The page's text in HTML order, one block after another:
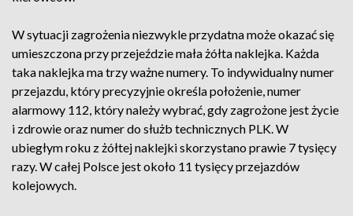
W sytuacji zagrożenia niezwykle przydatna może okazać się
umieszczona przy przejeździe mała żółta naklejka. Każda
taka naklejka ma trzy ważne numery. To indywidualny numer
przejazdu, który precyzyjnie określa położenie, numer
alarmowy 112, który należy wybrać, gdy zagrożone jest życie
i zdrowie oraz numer do służb technicznych PLK. W
ubiegłym roku z żółtej naklejki skorzystano prawie 7 tysięcy
razy. W całej Polsce jest około 11 tysięcy przejazdów
kolejowych.